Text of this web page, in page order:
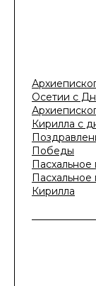
Осетии с
Кирилла с
Победы
Пасхальное
Кирилла